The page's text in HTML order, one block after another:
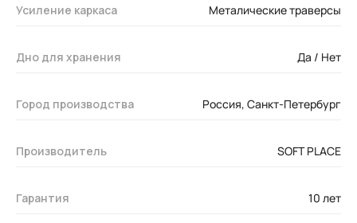
Усиление каркаса Металические траверсы
Дно для хранения Да / Нет
Город производства Россия, Санкт-Петербург
Производитель SOFT PLACE
Гарантия 10 лет